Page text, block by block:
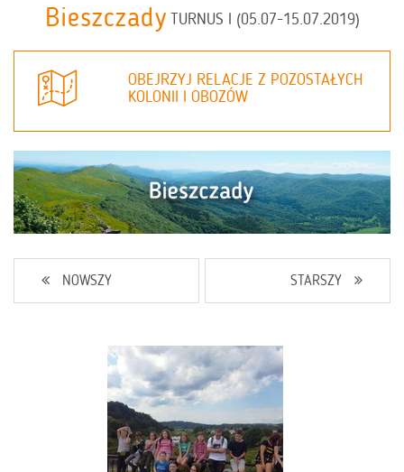
Bieszczady TURNUS I (05.07-15.07.2019)
OBEJRZYJ RELACJE Z POZOSTAŁYCH
KOLONII I OBOZÓW
NOWSZY STARSZY